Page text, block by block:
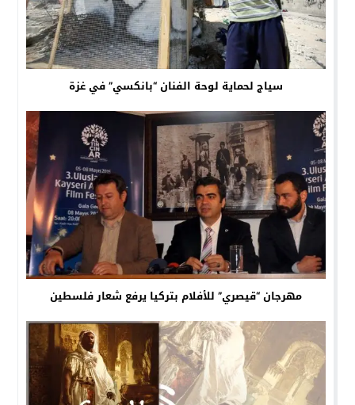
سياج لحماية لوحة الفنان “بانكسي” في غزة
مهرجان “قيصري” للأفلام بتركيا يرفع شعار فلسطين